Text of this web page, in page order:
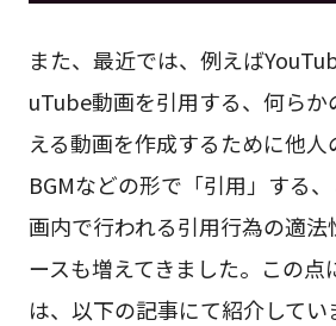
また、最近では、例えば
uTube動画を引用する、何らか
える動画を作成するために他
BGMなどの形で「引用」する
画内で行われる引用行為の適法
ースも増えてきました。この点
は、以下の記事にて紹介してい